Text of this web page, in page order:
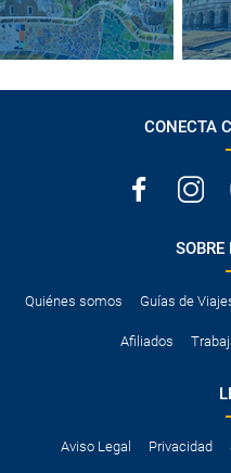
CONECTA
SOBRE
Quiénes somos Guías de
Afiliados
Aviso Legal Privacidad